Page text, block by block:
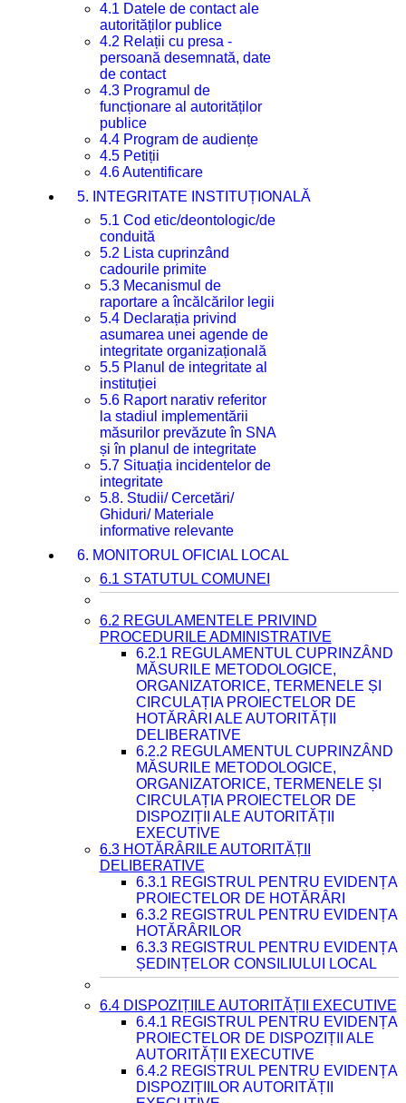
4.1 Datele de contact ale
autorităților publice
4.2 Relații cu presa -
persoană desemnată, date
de contact
4.3 Programul de
funcționare al autorităților
publice
4.4 Program de audiențe
4.5 Petiții
4.6 Autentificare
5. INTEGRITATE INSTITUȚIONALĂ
5.1 Cod etic/deontologic/de
conduită
5.2 Lista cuprinzând
cadourile primite
5.3 Mecanismul de
raportare a încălcărilor legii
5.4 Declarația privind
asumarea unei agende de
integritate organizațională
5.5 Planul de integritate al
instituției
5.6 Raport narativ referitor
la stadiul implementării
măsurilor prevăzute în SNA
și în planul de integritate
5.7 Situația incidentelor de
integritate
5.8. Studii/ Cercetări/
Ghiduri/ Materiale
informative relevante
6. MONITORUL OFICIAL LOCAL
6.1 STATUTUL COMUNEI
6.2 REGULAMENTELE PRIVIND
PROCEDURILE ADMINISTRATIVE
6.2.1 REGULAMENTUL CUPRINZÂND
MĂSURILE METODOLOGICE,
ORGANIZATORICE, TERMENELE ȘI
CIRCULAȚIA PROIECTELOR DE
HOTĂRÂRI ALE AUTORITĂȚII
DELIBERATIVE
6.2.2 REGULAMENTUL CUPRINZÂND
MĂSURILE METODOLOGICE,
ORGANIZATORICE, TERMENELE ȘI
CIRCULAȚIA PROIECTELOR DE
DISPOZIȚII ALE AUTORITĂȚII
EXECUTIVE
6.3 HOTĂRÂRILE AUTORITĂȚII
DELIBERATIVE
6.3.1 REGISTRUL PENTRU EVIDENȚA
PROIECTELOR DE HOTĂRÂRI
6.3.2 REGISTRUL PENTRU EVIDENȚA
HOTĂRÂRILOR
6.3.3 REGISTRUL PENTRU EVIDENȚA
ȘEDINȚELOR CONSILIULUI LOCAL
6.4 DISPOZIȚIILE AUTORITĂȚII EXECUTIVE
6.4.1 REGISTRUL PENTRU EVIDENȚA
PROIECTELOR DE DISPOZIȚII ALE
AUTORITĂȚII EXECUTIVE
6.4.2 REGISTRUL PENTRU EVIDENȚA
DISPOZIȚIILOR AUTORITĂȚII